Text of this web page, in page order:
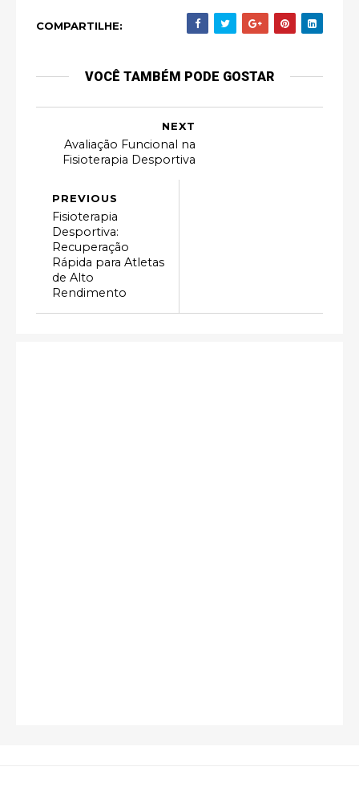
COMPARTILHE:
VOCÊ TAMBÉM PODE GOSTAR
NEXT
Avaliação Funcional na
Fisioterapia Desportiva
PREVIOUS
Fisioterapia
Desportiva:
Recuperação
Rápida para Atletas
de Alto
Rendimento